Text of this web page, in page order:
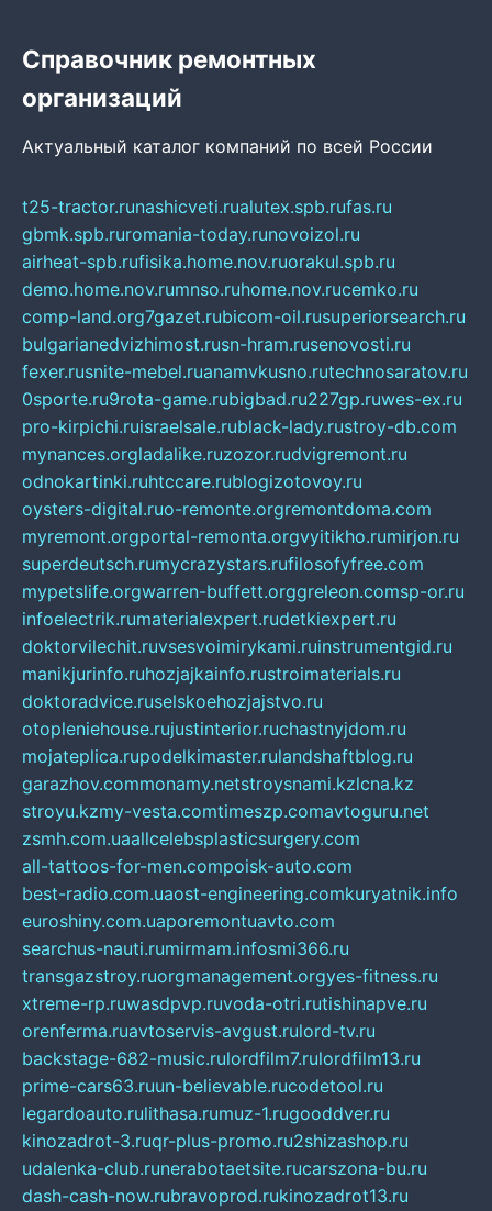
Справочник ремонтных
организаций
Актуальный каталог компаний по всей России
t25-tractor.runashicveti.rualutex.spb.rufas.ru
gbmk.spb.ruromania-today.runovoizol.ru
airheat-spb.rufisika.home.nov.ruorakul.spb.ru
demo.home.nov.rumnso.ruhome.nov.rucemko.ru
comp-land.org7gazet.rubicom-oil.rusuperiorsearch.ru
bulgarianedvizhimost.rusn-hram.rusenovosti.ru
fexer.rusnite-mebel.ruanamvkusno.rutechnosaratov.ru
0sporte.ru9rota-game.rubigbad.ru227gp.ruwes-ex.ru
pro-kirpichi.ruisraelsale.rublack-lady.rustroy-db.com
mynances.orgladalike.ruzozor.rudvigremont.ru
odnokartinki.ruhtccare.rublogizotovoy.ru
oysters-digital.ruo-remonte.orgremontdoma.com
myremont.orgportal-remonta.orgvyitikho.rumirjon.ru
superdeutsch.rumycrazystars.rufilosofyfree.com
mypetslife.orgwarren-buffett.orggreleon.comsp-or.ru
infoelectrik.rumaterialexpert.rudetkiexpert.ru
doktorvilechit.ruvsesvoimirykami.ruinstrumentgid.ru
manikjurinfo.ruhozjajkainfo.rustroimaterials.ru
doktoradvice.ruselskoehozjajstvo.ru
otopleniehouse.rujustinterior.ruchastnyjdom.ru
mojateplica.rupodelkimaster.rulandshaftblog.ru
garazhov.commonamy.netstroysnami.kzlcna.kz
stroyu.kzmy-vesta.comtimeszp.comavtoguru.net
zsmh.com.uaallcelebsplasticsurgery.com
all-tattoos-for-men.compoisk-auto.com
best-radio.com.uaost-engineering.comkuryatnik.info
euroshiny.com.uaporemontuavto.com
searchus-nauti.rumirmam.infosmi366.ru
transgazstroy.ruorgmanagement.orgyes-fitness.ru
xtreme-rp.ruwasdpvp.ruvoda-otri.rutishinapve.ru
orenferma.ruavtoservis-avgust.rulord-tv.ru
backstage-682-music.rulordfilm7.rulordfilm13.ru
prime-cars63.ruun-believable.rucodetool.ru
legardoauto.rulithasa.rumuz-1.rugooddver.ru
kinozadrot-3.ruqr-plus-promo.ru2shizashop.ru
udalenka-club.runerabotaetsite.rucarszona-bu.ru
dash-cash-now.rubravoprod.rukinozadrot13.ru